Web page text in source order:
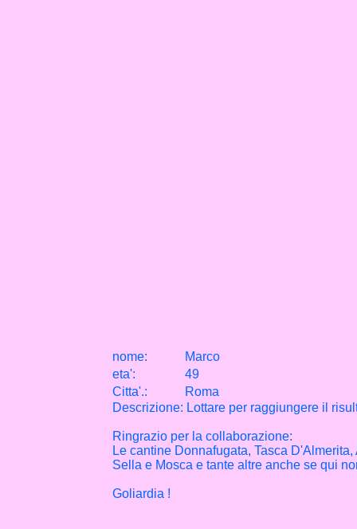
nome:
Marco
eta':
49
Citta'.:
Roma
Descrizione: Lottare per raggiungere il
Ringrazio per la collaborazione:
Le cantine Donnafugata, Tasca
Sella e Mosca e tante altre anche se qui
Goliardia !